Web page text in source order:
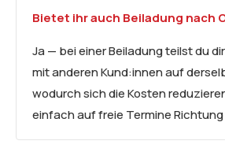
Bietet ihr auch Beiladung nach
Ja — bei einer Beiladung teilst du
mit anderen Kund:innen auf
wodurch sich die Kosten
einfach auf freie Termine